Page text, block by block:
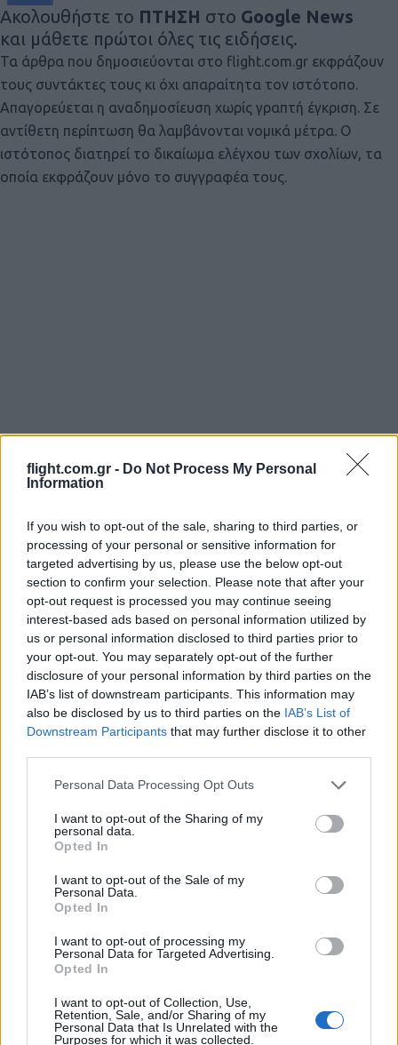
flight.com.gr - Do Not Process My Personal
Information
If you wish to opt-out of the sale, sharing to third parties, or
processing of your personal or sensitive information for
targeted advertising by us, please use the below opt-out
section to confirm your selection. Please note that after your
opt-out request is processed you may continue seeing
interest-based ads based on personal information utilized by
us or personal information disclosed to third parties prior to
your opt-out. You may separately opt-out of the further
disclosure of your personal information by third parties on the
IAB’s list of downstream participants. This information may
also be disclosed by us to third parties on the IAB’s List of
Downstream Participants that may further disclose it to other
Please note that this website/app uses one or more Google
not limited to your visit or usage behaviour. You may click to
grant or deny consent to Google and its third-party tags to
use your data for below specified purposes in below Google
consent section.
Personal Data Processing Opt Outs
I want to opt-out of the Sharing of my
personal data.
Opted In
I want to opt-out of the Sale of my
Personal Data.
Opted In
I want to opt-out of processing my
Personal Data for Targeted Advertising.
Opted In
I want to opt-out of Collection, Use,
Retention, Sale, and/or Sharing of my
Personal Data that Is Unrelated with the
Purposes for which it was collected.
Ακολουθήστε το ΠΤΗΣΗ στο Google News
και μάθετε πρώτοι όλες τις ειδήσεις.
Τα άρθρα που δημοσιεύονται στο flight.com.gr εκφράζουν
τους συντάκτες τους κι όχι απαραίτητα τον ιστότοπο.
Απαγορεύεται η αναδημοσίευση χωρίς γραπτή έγκριση. Σε
αντίθετη περίπτωση θα λαμβάνονται νομικά μέτρα. Ο
ιστότοπος διατηρεί το δικαίωμα ελέγχου των σχολίων, τα
οποία εκφράζουν μόνο το συγγραφέα τους.
Login
Please login to comment
Oldest
Βασίλης Σιταράς(@sitaras) Active Member
20 Μαΐου 2026 16:32 #729511
Άλλη μία εξαιρετική και μεστή νοήματος ανάλυση, όπως μας έχει
σουηδογαλλικής “στρατηγικής” σχέσης υπάρχει μια
ΘΕΜΕΛΙΩΔΗΣ διαφορά, που θίγεται μεν, αλλά ακροθιγώς: Γαλλία
και Σουηδία έχουν αμφότερες ικανή βιομηχανική βάση /
αμυντική βιομηχανία και μάλιστα και για τους 3 κλάδους των ΕΔ,
ενώ εμείς οι Έλληνες είμαστε καταδικασμένοι να παίζουμε το
ρόλο του καθαρού εισαγωγέα (καταβάλλοντας περίπου 10 δις
ευρώ μόνο στους Γάλλους από 2021 και εξής….). Εκεί, λοιπόν, η
συμφωνια είναι αμφοτεροβαρής, ενώ με εμάς απολύτως
ετεροβαρής. Σε κάθε περίπτωση, η είσοδος της Σουηδίας, που
ήταν ήδη μέλος της ΕΕ, και στο ΝΑΤΟ είναι μια εξέλιξη game –